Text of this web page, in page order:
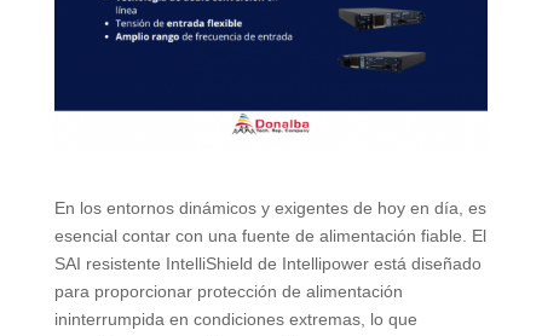
En los entornos dinámicos y exigentes de hoy en día, es
esencial contar con una fuente de alimentación fiable. El
SAI resistente IntelliShield de Intellipower está diseñado
para proporcionar protección de alimentación
ininterrumpida en condiciones extremas, lo que